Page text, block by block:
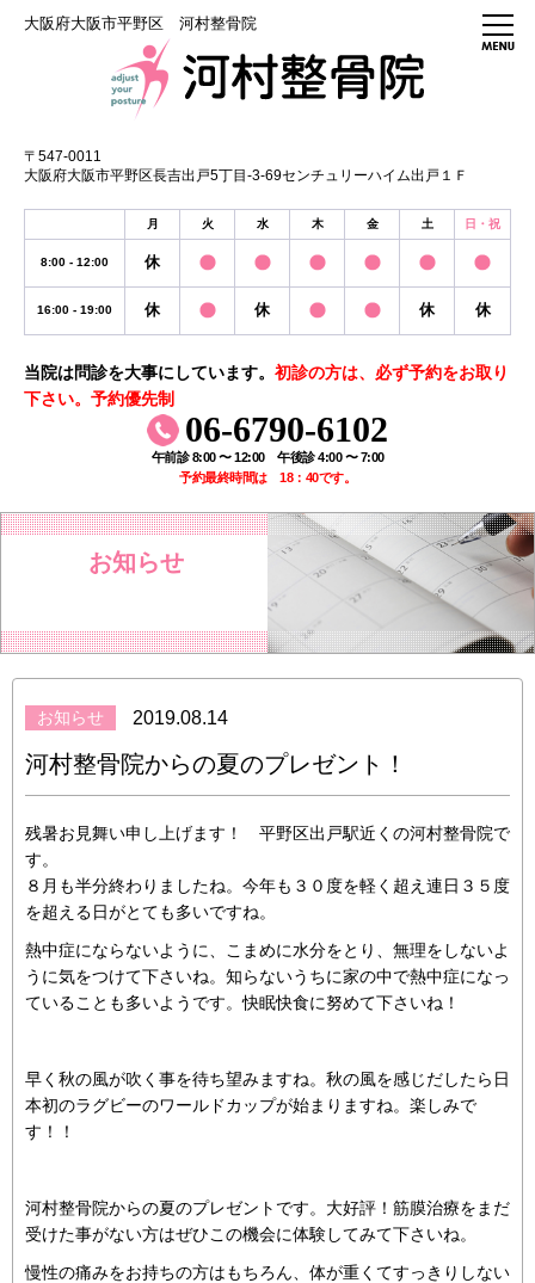
大阪府大阪市平野区 河村整骨院
〒547-0011
大阪府大阪市平野区長吉出戸5丁目-3-69センチュリーハイム出戸１Ｆ
月 火 水 木 金 土 日・祝
8:00 - 12:00 休
16:00 - 19:00 休 休 休 休
当院は問診を大事にしています。 初診の方は、必ず予約をお取り
下さい。予約優先制
06-6790-6102
午前診 8:00 〜 12:00 午後診 4:00 〜 7:00
予約最終時間は 18：40です。
お知らせ
お知らせ 2019.08.14
河村整骨院からの夏のプレゼント！
残暑お見舞い申し上げます！ 平野区出戸駅近くの河村整骨院で
す。
８月も半分終わりましたね。今年も３０度を軽く超え連日３５度
を超える日がとても多いですね。
熱中症にならないように、こまめに水分をとり、無理をしないよ
うに気をつけて下さいね。知らないうちに家の中で熱中症になっ
ていることも多いようです。快眠快食に努めて下さいね！
早く秋の風が吹く事を待ち望みますね。秋の風を感じだしたら日
本初のラグビーのワールドカップが始まりますね。楽しみで
す！！
河村整骨院からの夏のプレゼントです。大好評！筋膜治療をまだ
受けた事がない方はぜひこの機会に体験してみて下さいね。
慢性の痛みをお持ちの方はもちろん、体が重くてすっきりしない